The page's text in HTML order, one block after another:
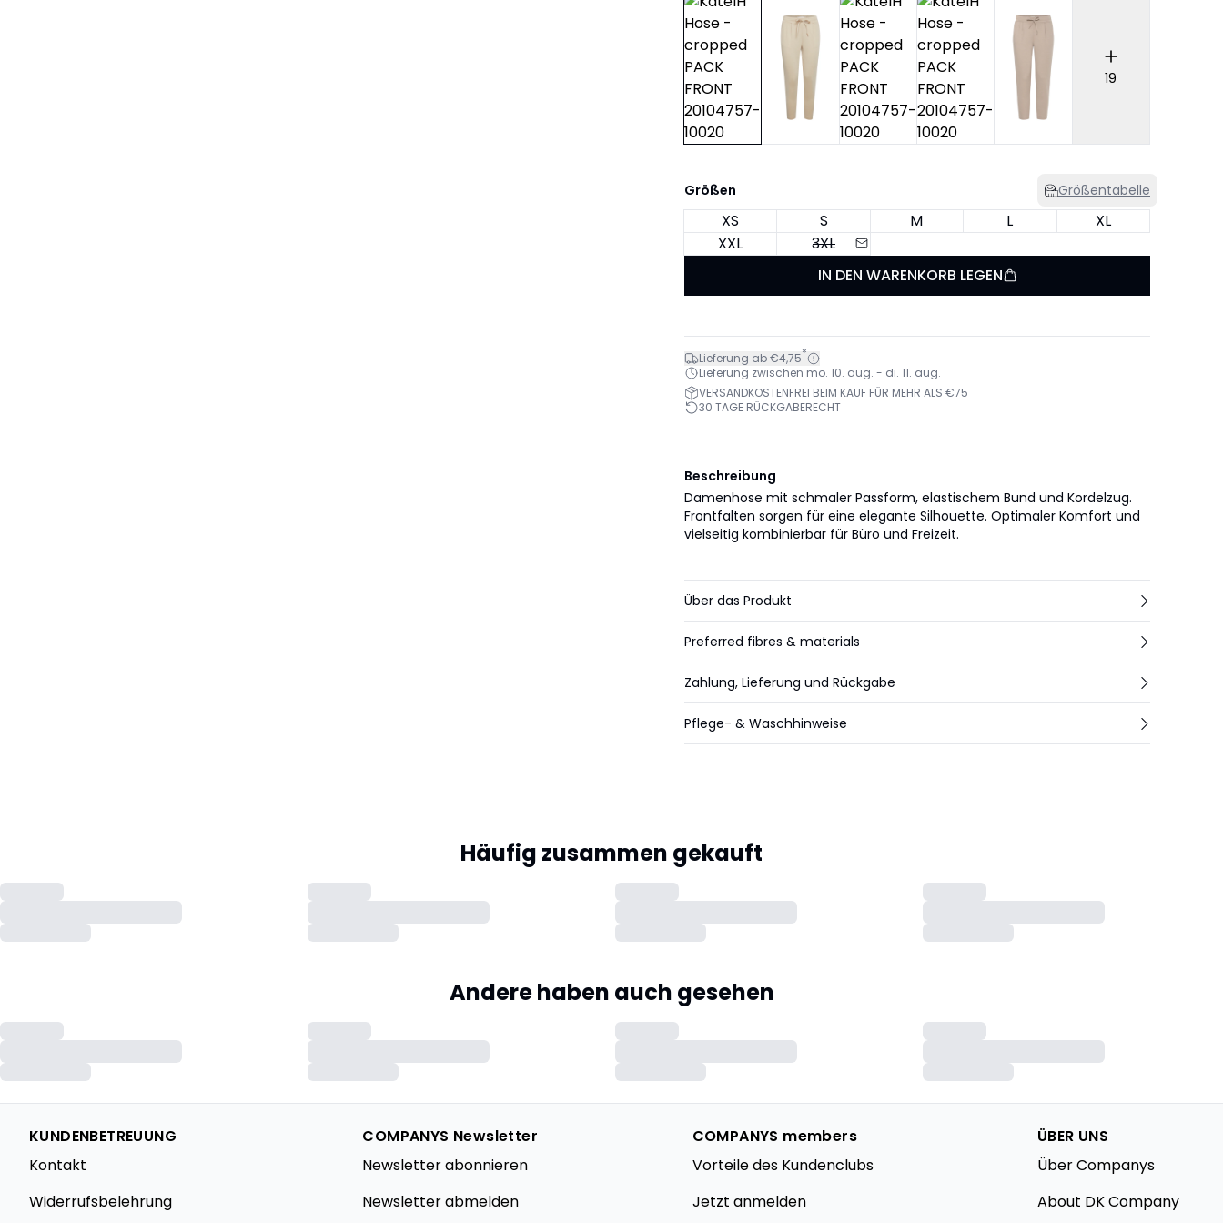
19
Größen Größentabelle
XS S M L
XL
XXL
3XL
IN DEN WARENKORB LEGEN
Lieferung ab €4,75*
Lieferung zwischen mo. 10. aug. - di. 11. aug.
VERSANDKOSTENFREI BEIM KAUF FÜR MEHR ALS €75
30 TAGE RÜCKGABERECHT
Beschreibung
Damenhose mit schmaler Passform, elastischem Bund und Kordelzug.
Frontfalten sorgen für eine elegante Silhouette. Optimaler Komfort und
vielseitig kombinierbar für Büro und Freizeit.
Über das Produkt
Preferred fibres & materials
Zahlung, Lieferung und Rückgabe
Pflege- & Waschhinweise
Häufig zusammen gekauft
Andere haben auch gesehen
KUNDENBETREUUNG
Kontakt
Widerrufsbelehrung
COMPANYS Newsletter
Newsletter abonnieren
Newsletter abmelden
COMPANYS members
Vorteile des Kundenclubs
Jetzt anmelden
ÜBER UNS
Über Companys
About DK Company